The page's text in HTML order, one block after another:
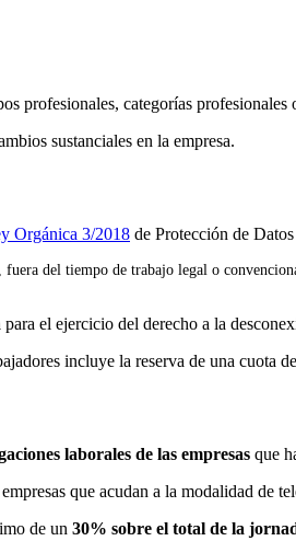
profesionales, categorías
sustanciales en la empresa.
Orgánica 3/2018 de Protección de
del tiempo de trabajo legal o
para el ejercicio del derecho a la
laborales de las empresas que
que acudan a la modalidad de
de un 30% sobre el total de la